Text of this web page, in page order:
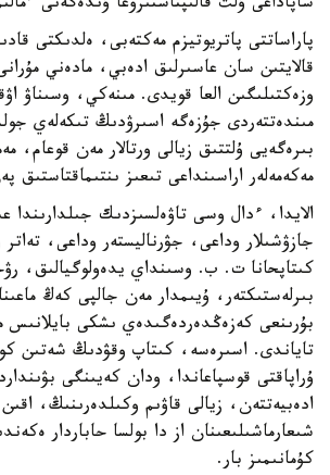
پاراساتتى پاتريوتيزم مەكتەبى، ەلدىكتى
قالايتىن سان عاسىرلىق ادەبي، مادەني
وزەكتىلىگىن العا قويدى. مىنەكي، وسىناۋ
مىندەتتەردى جۇزەگە اسىرۋدىڭ تىكەلەي
بىرەگەيى ۇلتتىق زيالى ورتالار مەن قوعام،
مەكەمەلەر اراسىنداعى تىعىز ىنتىماقتاستىق
الايدا، ءدال وسى تاۋەلسىزدىك جىلدارىندا
جازۋشىلار وداعى، جۋرناليستەر وداعى،
كىتاپحانا ت. ب. وسىنداي يدەولوگيالىق،
بىرلەستىكتەر، ۇيىمدار مەن جالپى كەڭ
بۇرىنعى كەزەڭدەردەگىدەي ىشكى بايلانىس
تاياندى. اسىرەسە، كىتاپ وقۋدىڭ شەتىن
ۇراپاقتى قوسپاعاندا، ودان كەيىنگى
ادەبيەتتەن، زيالى قاۋىم وكىلدەرىنىڭ،
شىعارماشىلىعىنان از دا بولسا حاباردار
كۇمانىمىز بار.